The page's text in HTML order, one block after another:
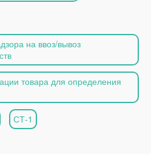
на ввоз/вывоз
товара для определения
СТ-1